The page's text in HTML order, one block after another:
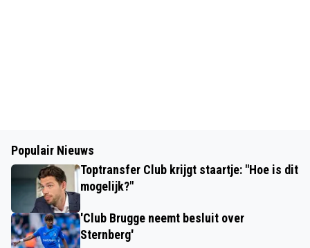
Populair Nieuws
Toptransfer Club krijgt staartje: "Hoe is dit
mogelijk?"
'Club Brugge neemt besluit over
Sternberg'